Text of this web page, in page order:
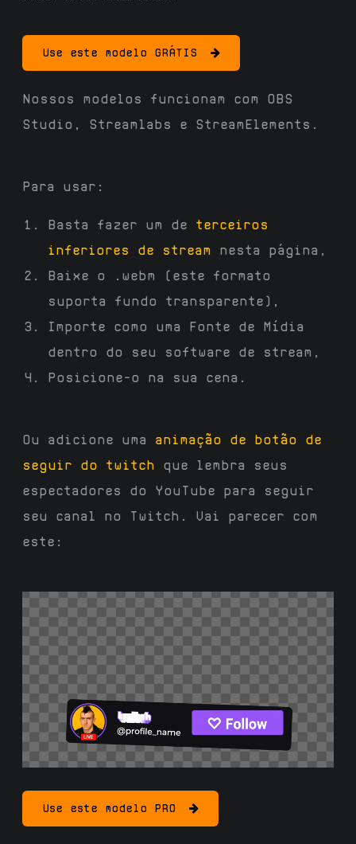
Use este modelo GRÁTIS
Nossos modelos funcionam com OBS
Studio, Streamlabs e StreamElements.
Para usar:
Basta fazer um de terceiros
inferiores de stream nesta página,
Baixe o .webm (este formato
suporta fundo transparente),
Importe como uma Fonte de Mídia
dentro do seu software de stream,
Posicione-o na sua cena.
Ou adicione uma animação de botão de
seguir do twitch que lembra seus
espectadores do YouTube para seguir
seu canal no Twitch. Vai parecer com
este:
Use este modelo PRO